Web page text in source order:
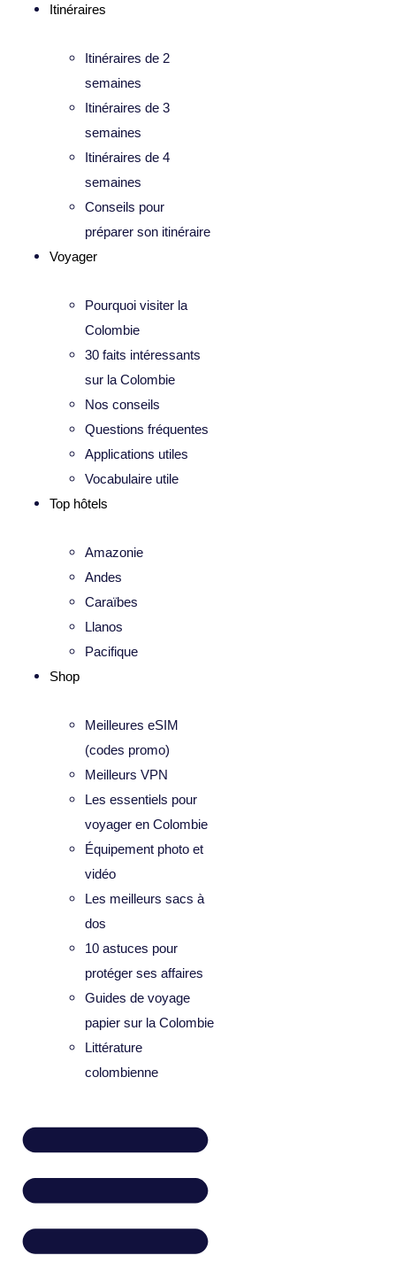
Itinéraires
Itinéraires de 2
semaines
Itinéraires de 3
semaines
Itinéraires de 4
semaines
Conseils pour
préparer son itinéraire
Voyager
Pourquoi visiter la
Colombie
30 faits intéressants
sur la Colombie
Nos conseils
Questions fréquentes
Applications utiles
Vocabulaire utile
Top hôtels
Amazonie
Andes
Caraïbes
Llanos
Pacifique
Shop
Meilleures eSIM
(codes promo)
Meilleurs VPN
Les essentiels pour
voyager en Colombie
Équipement photo et
vidéo
Les meilleurs sacs à
dos
10 astuces pour
protéger ses affaires
Guides de voyage
papier sur la Colombie
Littérature
colombienne